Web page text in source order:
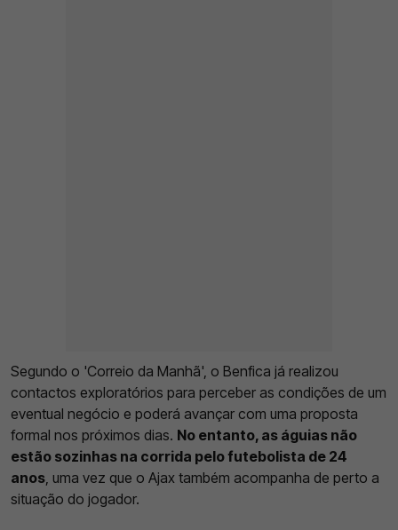
Segundo o 'Correio da Manhã', o Benfica já realizou
contactos exploratórios para perceber as condições de um
eventual negócio e poderá avançar com uma proposta
formal nos próximos dias. No entanto, as águias não
estão sozinhas na corrida pelo futebolista de 24
anos, uma vez que o Ajax também acompanha de perto a
situação do jogador.